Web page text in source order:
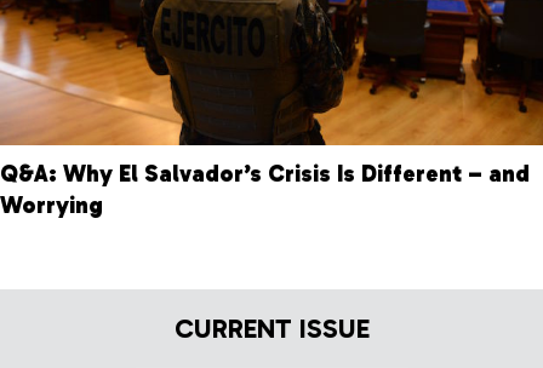
Q&A: Why El Salvador’s Crisis Is Different – and
Worrying
CURRENT ISSUE